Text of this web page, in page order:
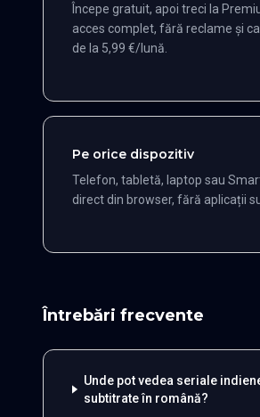
Începe gratuit, apoi treci la
acces complet, fără reclame și
de la 5,99 €/lună.
Pe orice dispozitiv
Telefon, tabletă, laptop sau
direct din browser, fără aplicații
Întrebări frecvente
Unde pot vedea seriale
subtitrate în română?